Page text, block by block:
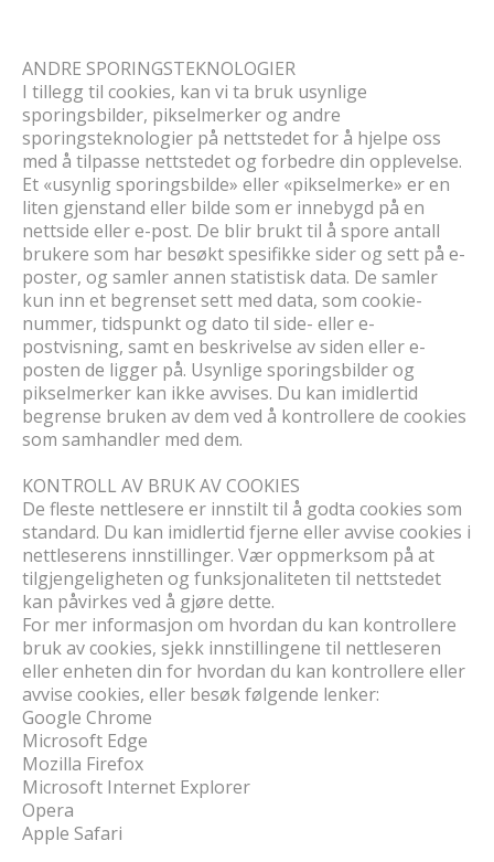
ANDRE SPORINGSTEKNOLOGIER
I tillegg til cookies, kan vi ta bruk usynlige
sporingsbilder, pikselmerker og andre
sporingsteknologier på nettstedet for å hjelpe oss
med å tilpasse nettstedet og forbedre din opplevelse.
Et «usynlig sporingsbilde» eller «pikselmerke» er en
liten gjenstand eller bilde som er innebygd på en
nettside eller e-post. De blir brukt til å spore antall
brukere som har besøkt spesifikke sider og sett på e-
poster, og samler annen statistisk data. De samler
kun inn et begrenset sett med data, som cookie-
nummer, tidspunkt og dato til side- eller e-
postvisning, samt en beskrivelse av siden eller e-
posten de ligger på. Usynlige sporingsbilder og
pikselmerker kan ikke avvises. Du kan imidlertid
begrense bruken av dem ved å kontrollere de cookies
som samhandler med dem.
KONTROLL AV BRUK AV COOKIES
De fleste nettlesere er innstilt til å godta cookies som
standard. Du kan imidlertid fjerne eller avvise cookies i
nettleserens innstillinger. Vær oppmerksom på at
tilgjengeligheten og funksjonaliteten til nettstedet
kan påvirkes ved å gjøre dette.
For mer informasjon om hvordan du kan kontrollere
bruk av cookies, sjekk innstillingene til nettleseren
eller enheten din for hvordan du kan kontrollere eller
avvise cookies, eller besøk følgende lenker:
Google Chrome
Microsoft Edge
Mozilla Firefox
Microsoft Internet Explorer
Opera
Apple Safari